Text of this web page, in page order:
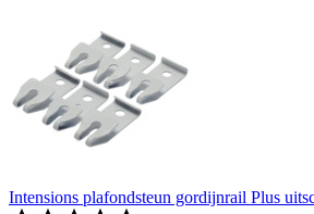
Intensions plafondsteun gordijnrail Plus